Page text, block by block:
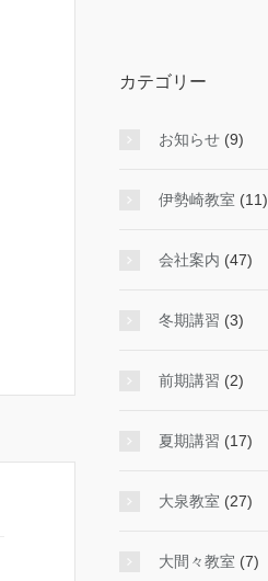
カテゴリー
お知らせ (9)
伊勢崎教室 (11)
会社案内 (47)
冬期講習 (3)
前期講習 (2)
夏期講習 (17)
大泉教室 (27)
大間々教室 (7)